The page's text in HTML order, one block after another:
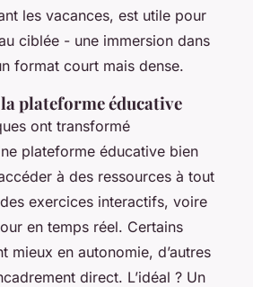
les vacances, est utile pour
ciblée - une immersion dans
format court mais dense.
plateforme éducative
ont transformé
plateforme éducative bien
à des ressources à tout
exercices interactifs, voire
en temps réel. Certains
mieux en autonomie, d’autres
direct. L’idéal ? Un